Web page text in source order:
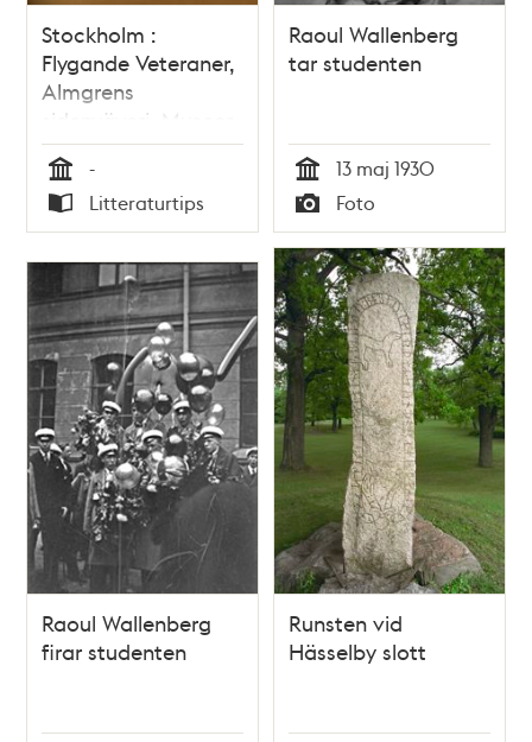
Stockholm :
Flygande Veteraner,
Almgrens
sidenväveri, Museer
i Stockholm
Tid
-
Typ
Litteraturtips
Raoul Wallenberg
tar studenten
Tid
13 maj 1930
Typ
Foto
Raoul Wallenberg
firar studenten
Runsten vid
Hässelby slott